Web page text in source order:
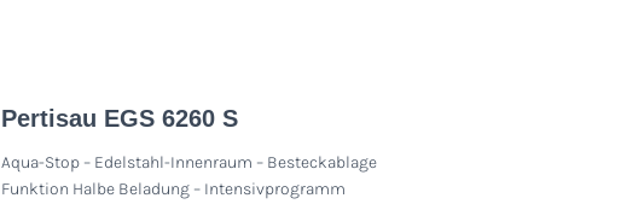
Pertisau EGS 6260 S
Aqua-Stop – Edelstahl-Innenraum – Besteckablage
Funktion Halbe Beladung – Intensivprogramm